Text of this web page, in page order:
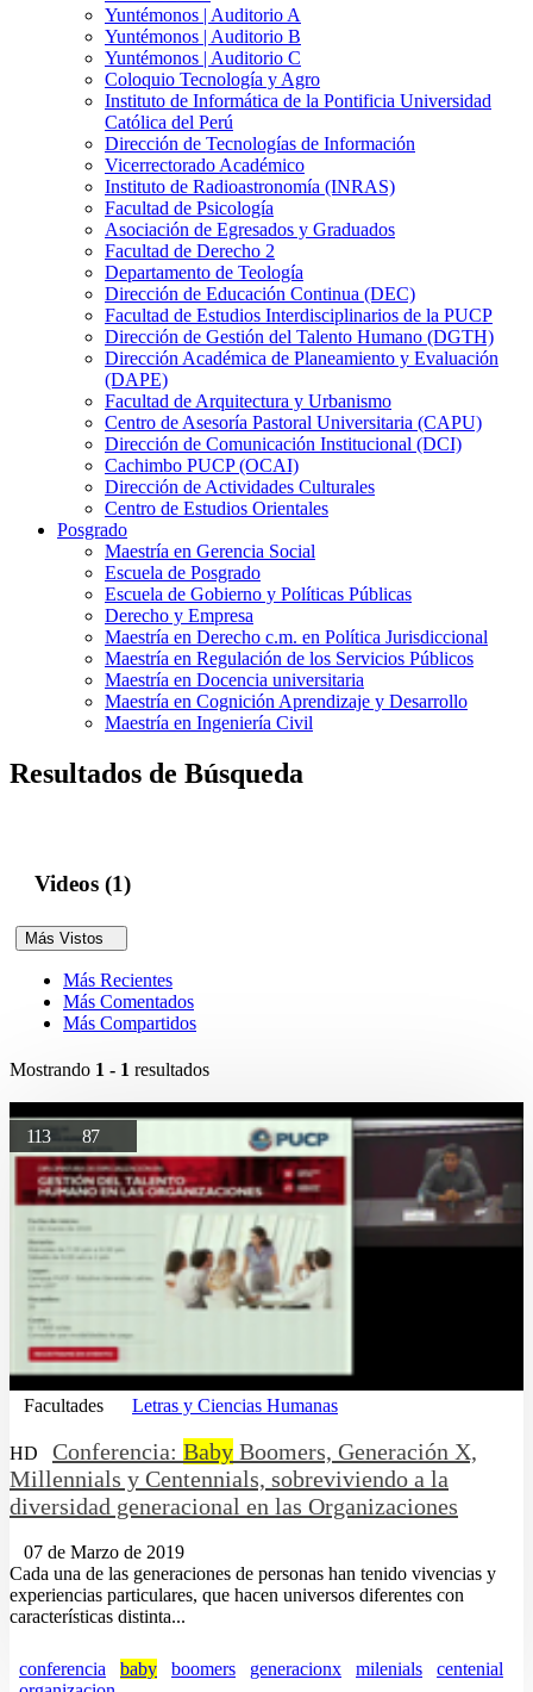
Yuntémonos | Auditorio A
Yuntémonos | Auditorio B
Yuntémonos | Auditorio C
Coloquio Tecnología y Agro
Instituto de Informática de la Pontificia Universidad
Católica del Perú
Dirección de Tecnologías de Información
Vicerrectorado Académico
Instituto de Radioastronomía (INRAS)
Facultad de Psicología
Asociación de Egresados y Graduados
Facultad de Derecho 2
Departamento de Teología
Dirección de Educación Continua (DEC)
Facultad de Estudios Interdisciplinarios de la PUCP
Dirección de Gestión del Talento Humano (DGTH)
Dirección Académica de Planeamiento y Evaluación
(DAPE)
Facultad de Arquitectura y Urbanismo
Centro de Asesoría Pastoral Universitaria (CAPU)
Dirección de Comunicación Institucional (DCI)
Cachimbo PUCP (OCAI)
Dirección de Actividades Culturales
Centro de Estudios Orientales
Posgrado
Maestría en Gerencia Social
Escuela de Posgrado
Escuela de Gobierno y Políticas Públicas
Derecho y Empresa
Maestría en Derecho c.m. en Política Jurisdiccional
Maestría en Regulación de los Servicios Públicos
Maestría en Docencia universitaria
Maestría en Cognición Aprendizaje y Desarrollo
Maestría en Ingeniería Civil
Resultados de Búsqueda
Videos (1)
Más Vistos
Más Recientes
Más Comentados
Más Compartidos
Mostrando 1 - 1 resultados
113 87
Facultades Letras y Ciencias Humanas
HD Conferencia: Baby Boomers, Generación X,
Millennials y Centennials, sobreviviendo a la
diversidad generacional en las Organizaciones
07 de Marzo de 2019
Cada una de las generaciones de personas han tenido vivencias y
experiencias particulares, que hacen universos diferentes con
características distinta...
conferencia baby boomers generacionx milenials
centenial